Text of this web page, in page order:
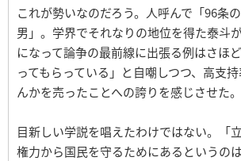
これが勢いなのだろう。人呼んで「96条
男」。学界でそれなりの地位を得た泰斗
になって論争の最前線に出張る例はさほ
ってもらっている」と自嘲しつつ、高支
んかを売ったことへの誇りを感じさせた。
目新しい学説を唱えたわけではない。「
権力から国民を守るためにあるというの